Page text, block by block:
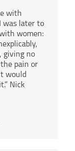
with
was later to
women:
giving no
pain or
would
Nick